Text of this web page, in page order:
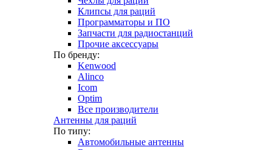
Клипсы для раций
Программаторы и ПО
Запчасти для радиостанций
Прочие аксессуары
По бренду:
Kenwood
Alinco
Icom
Optim
Все производители
Антенны для раций
По типу:
Автомобильные антенны